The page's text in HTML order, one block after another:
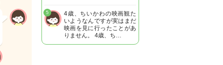
4歳、ちいかわの映画観た
いようなんですが実はまだ
映画を見に行ったことがあ
りません。 4歳、ち…
5